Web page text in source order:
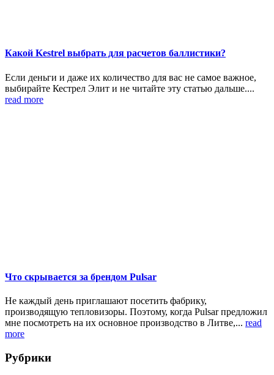
Какой Kestrel выбрать для расчетов баллистики?
Если деньги и даже их количество для вас не самое важное,
выбирайте Кестрел Элит и не читайте эту статью дальше....
read more
Что скрывается за брендом Pulsar
Не каждый день приглашают посетить фабрику,
производящую тепловизоры. Поэтому, когда Pulsar предложил
мне посмотреть на их основное производство в Литве,... read
more
Рубрики